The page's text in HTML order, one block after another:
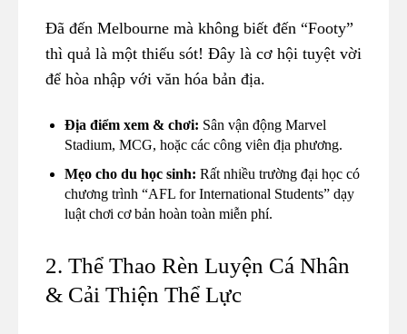
Đã đến Melbourne mà không biết đến “Footy”
thì quả là một thiếu sót! Đây là cơ hội tuyệt vời
để hòa nhập với văn hóa bản địa.
Địa điểm xem & chơi: Sân vận động Marvel
Stadium, MCG, hoặc các công viên địa phương.
Mẹo cho du học sinh: Rất nhiều trường đại học có
chương trình “AFL for International Students” dạy
luật chơi cơ bản hoàn toàn miễn phí.
2. Thể Thao Rèn Luyện Cá Nhân
& Cải Thiện Thể Lực